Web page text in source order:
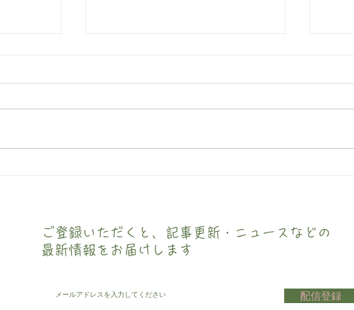
海の奇跡
ご登録いただくと、記事更新・ニュースなどの
最新情報をお届けします
配信登録